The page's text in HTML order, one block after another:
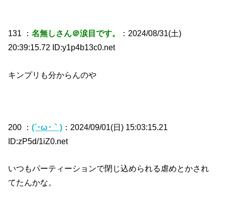
131 ：名無しさん＠涙目です。
：2024/08/31(土)
20:39:15.72 ID:y1p4b13c0.net
キンプリも分からんのや
200 ：(´･ω･｀) ：2024/09/01(日) 15:03:15.21
ID:zP5d/1iZ0.net
いつもパーティーションで閉じ込められる虐めとかされ
てたんかな。